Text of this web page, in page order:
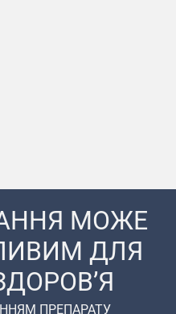
МОЖЕ
ДЛЯ
ПРЕПАРАТУ